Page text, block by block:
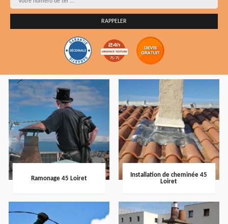
Ramonage 45 Loiret
Installation de cheminée 45
Loiret